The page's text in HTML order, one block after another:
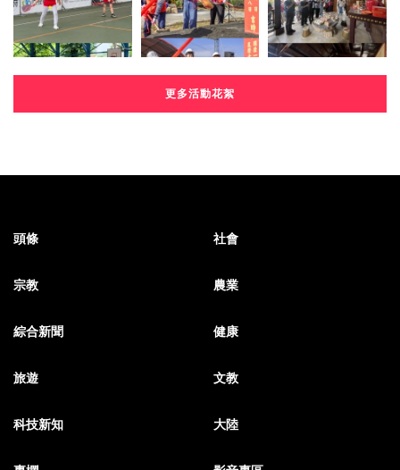
更多活動花絮
頭條 社會
宗教 農業
綜合新聞 健康
旅遊 文教
科技新知 大陸